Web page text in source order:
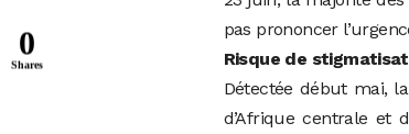
pas prononcer
Risque de
Détectée début mai,
d’Afrique centrale et
0
Shares